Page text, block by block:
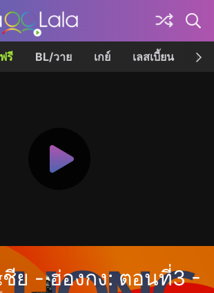
ฟรี BL/วาย เกย์ เลสเบี้ยน เค
ชีย - ฮ่องกง: ตอนที่3 -